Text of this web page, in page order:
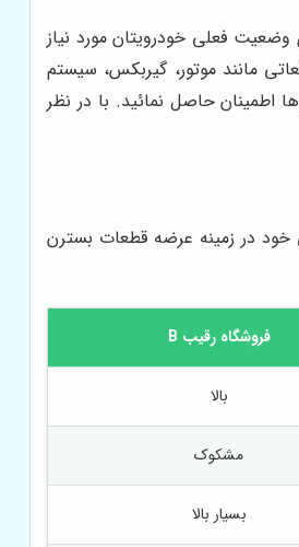
فعلی خودرویتان مورد نیاز
مانند موتور، گیربکس، سیستم
اطمینان حاصل نمائید. با در نظر
خود در زمینه عرضه قطعات بسترن
فروشگاه رقیب B
بالا
مشکوک
بسیار بالا